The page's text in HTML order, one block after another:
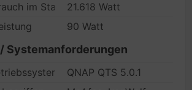
im Standby-Modus
21.618 Watt
90 Watt
Systemanforderungen
QNAP QTS 5.0.1